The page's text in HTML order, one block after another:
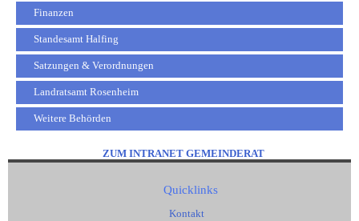
Finanzen
Standesamt Halfing
Satzungen & Verordnungen
Landratsamt Rosenheim
Weitere Behörden
ZUM INTRANET GEMEINDERAT
Quicklinks
Kontakt